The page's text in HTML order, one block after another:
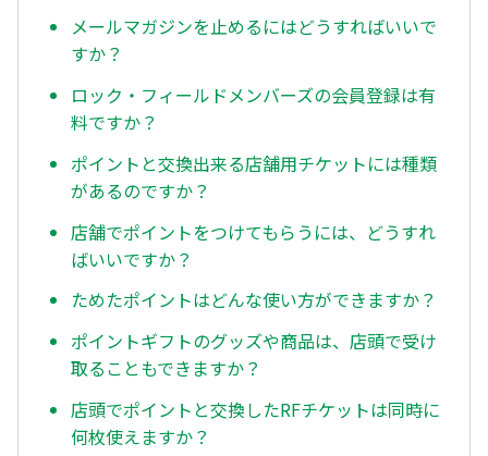
メールマガジンを止めるにはどうすればいいで
すか？
ロック・フィールドメンバーズの会員登録は有
料ですか？
ポイントと交換出来る店舗用チケットには種類
があるのですか？
店舗でポイントをつけてもらうには、どうすれ
ばいいですか？
ためたポイントはどんな使い方ができますか？
ポイントギフトのグッズや商品は、店頭で受け
取ることもできますか？
店頭でポイントと交換したRFチケットは同時に
何枚使えますか？